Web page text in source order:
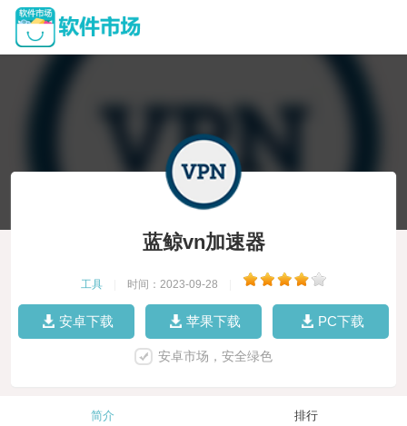
蓝鲸vn加速器
工具 时间：2023-09-28
安卓下载 苹果下载 PC下载
安卓市场，安全绿色
简介 排行